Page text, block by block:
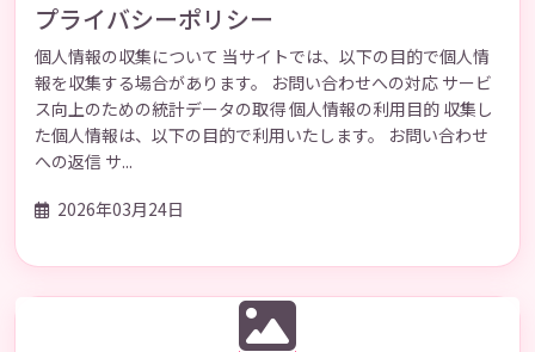
プライバシーポリシー
個人情報の収集について 当サイトでは、以下の目的で個人情
報を収集する場合があります。 お問い合わせへの対応 サービ
ス向上のための統計データの取得 個人情報の利用目的 収集し
た個人情報は、以下の目的で利用いたします。 お問い合わせ
への返信 サ...
2026年03月24日